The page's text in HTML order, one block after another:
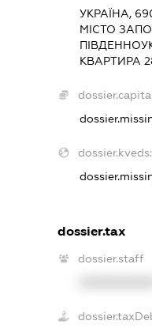
УКРАЇНА,
МІСТО
КВАРТИРА
dossier.kveds:
dossier.tax
dossier.staff